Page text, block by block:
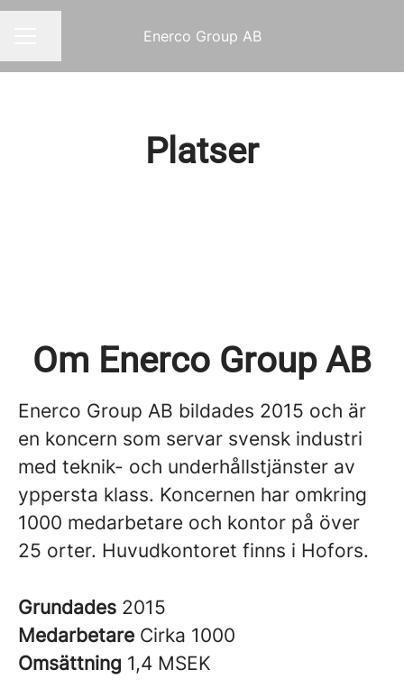
Enerco Group AB
Platser
Enerco Verkstäder MVUSAB
Om Enerco Group AB
Enerco Group AB bildades 2015 och är
en koncern som servar svensk industri
med teknik- och underhållstjänster av
yppersta klass. Koncernen har omkring
1000 medarbetare och kontor på över
25 orter. Huvudkontoret finns i Hofors.
Grundades 2015
Medarbetare Cirka 1000
Omsättning 1,4 MSEK